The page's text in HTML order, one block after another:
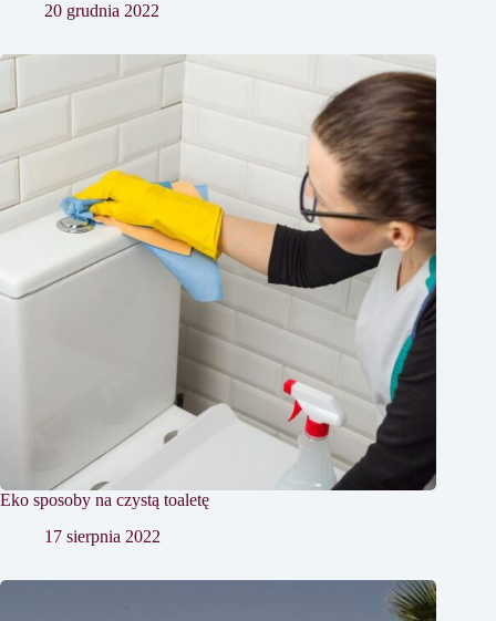
20 grudnia 2022
Eko sposoby na czystą toaletę
17 sierpnia 2022